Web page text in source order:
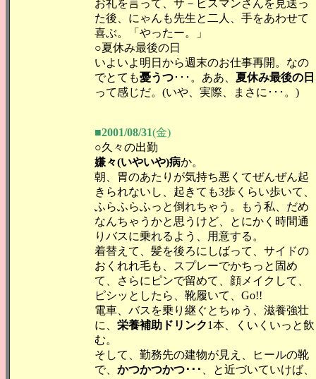
お礼を言って、サ－ビスマンさんを見送っ
た後、にゃんも先生と二人、手をあわせて
喜ぶ。「やったー。」
○夏休み最後の日
いよいよ明日から週末のお仕事再開。なの
でとても憂うつ･･･。ああ、 夏休み最後の日
って感じだ。(いや、実際、まさに･･･。)
■2001/08/31(金)
○久々の出勤
嫌々(いやいや)病か。
朝、胃のあたりが気持ち悪くてぜんぜん起
きられないし、起きても3歩くらい歩いて、
ふらふらふっと倒れちゃう。もう私、だめ
なんちゃうかと思うけど、とにかく時間通
りバスに乗れるよう、用意する。
着替えて、髪を後ろにしばって、サイドの
おくれれ毛も、スプレーでかちっと固め
て、さらにピンで留めて、顔メイクして、
ピシッとしたら、靴履いて、Go!!
電車、バスを乗り継ぐとちゅう、滋養強壮
に、 栄養補助ドリンク1本、くいくいっと飲
む。
そして、勤務先の建物が見え、ヒールの靴
で、 かつかつかつ･･･
、と近づいていけば、